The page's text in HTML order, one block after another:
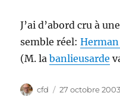
J’ai d’abord cru à
semble réel:
(M. labanlieusarde
Auteur
cfd
Publié
27 octobre 2003